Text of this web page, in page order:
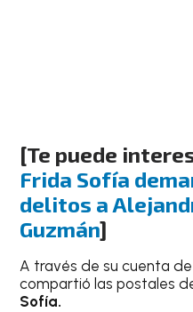
[Te puede
Frida Sofía
delitos a
Guzmán]
A través de su cuenta
compartió las postales
Sofía.